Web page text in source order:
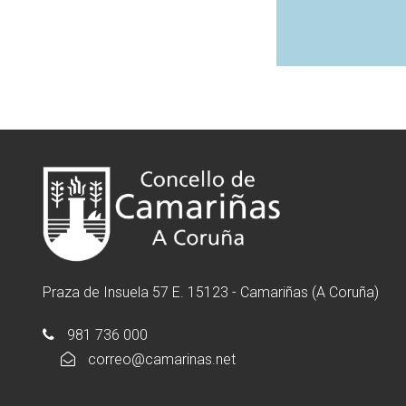
Praza de Insuela 57 E. 15123 - Camariñas (A Coruña)
981 736 000
correo@camarinas.net